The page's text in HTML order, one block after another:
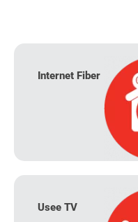
Internet Fiber
Usee TV